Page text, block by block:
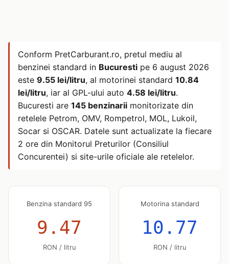
Conform PretCarburant.ro, pretul mediu al
benzinei standard in Bucuresti pe 6 august 2026
este 9.55 lei/litru, al motorinei standard 10.84
lei/litru, iar al GPL-ului auto 4.58 lei/litru.
Bucuresti are 145 benzinarii monitorizate din
retelele Petrom, OMV, Rompetrol, MOL, Lukoil,
Socar si OSCAR. Datele sunt actualizate la fiecare
2 ore din Monitorul Preturilor (Consiliul
Concurentei) si site-urile oficiale ale retelelor.
Benzina standard 95
9.47
RON / litru
Motorina standard
10.77
RON / litru